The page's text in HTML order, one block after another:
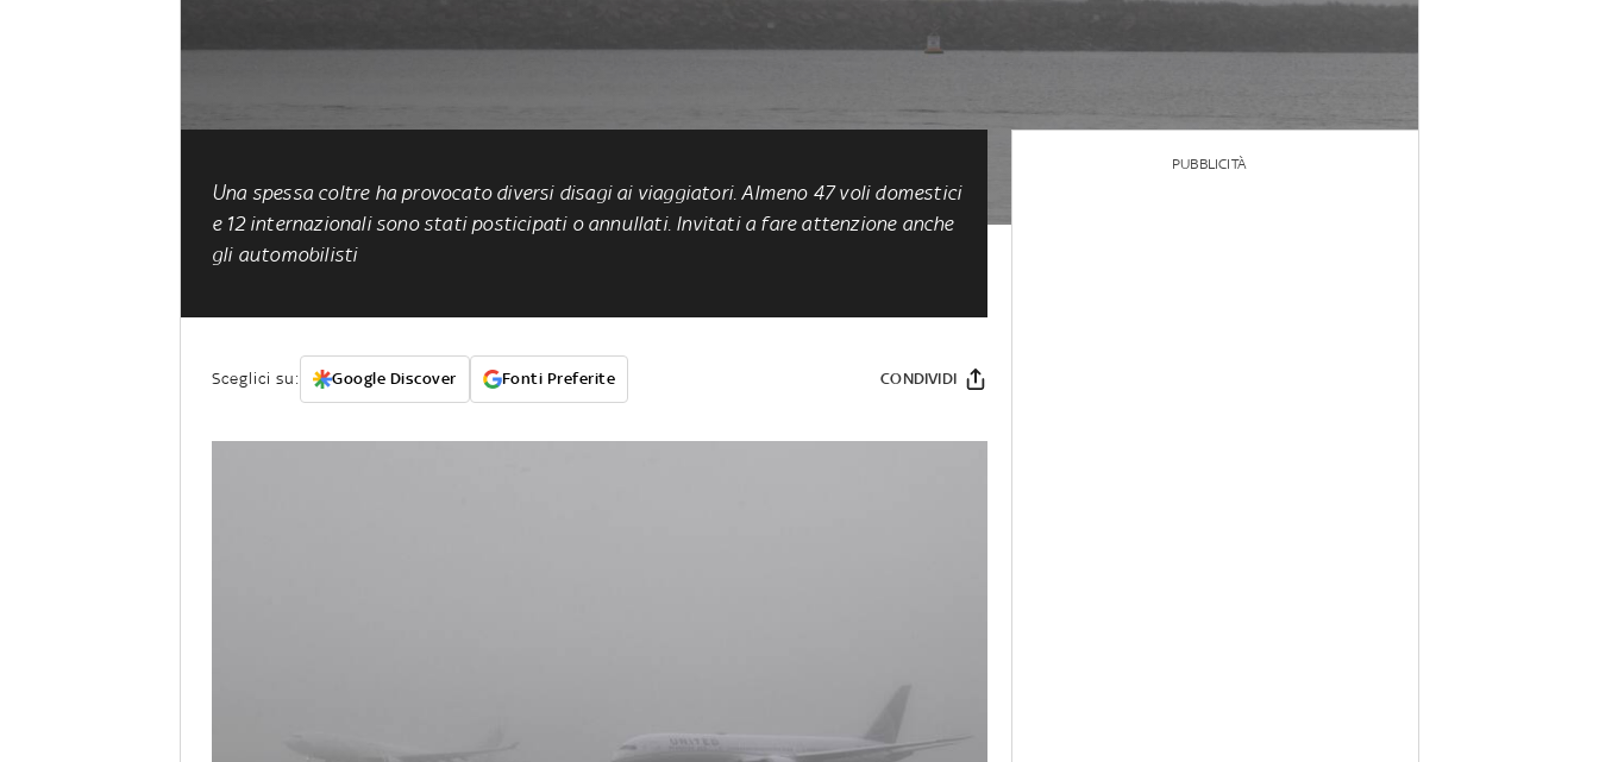
Una spessa coltre ha provocato diversi disagi ai viaggiatori. Almeno 47 voli domestici
e 12 internazionali sono stati posticipati o annullati. Invitati a fare attenzione anche
gli automobilisti
Sceglici su: Google Discover Fonti Preferite CONDIVIDI
PUBBLICITÀ